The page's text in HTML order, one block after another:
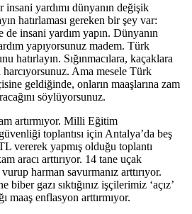
yardımı dünyanın değişik
hatırlaması gereken bir şey var:
insani yardım yapın. Dünyanın
yapıyorsunuz madem. Türk
hatırlayın. Sığınmacılara, kaçaklara
Ama mesele Türk
geldiğinde, onların maaşlarına zam
söylüyorsunuz.
artırmıyor. Milli Eğitim
toplantısı için Antalya’da beş
vererek yapmış olduğu toplantı
aracı arttırıyor. 14 tane uçak
harman savurmanız arttırıyor.
biber gazı sıktığınız işçilerimiz ‘açız’
maaş enflasyon arttırmıyor.